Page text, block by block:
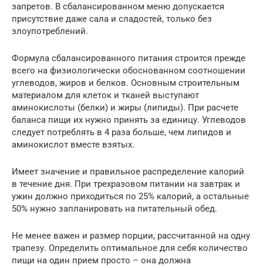
запретов. В сбалансированном меню допускается
присутствие даже сала и сладостей, только без
злоупотреблений.
Формула сбалансированного питания строится прежде
всего на физиологически обоснованном соотношении
углеводов, жиров и белков. Основным строительным
материалом для клеток и тканей выступают
аминокислоты (белки) и жиры (липиды). При расчете
баланса пищи их нужно принять за единицу. Углеводов
следует потреблять в 4 раза больше, чем липидов и
аминокислот вместе взятых.
Имеет значение и правильное распределение калорий
в течение дня. При трехразовом питании на завтрак и
ужин должно приходиться по 25% калорий, а остальные
50% нужно запланировать на питательный обед.
Не менее важен и размер порции, рассчитанной на одну
трапезу. Определить оптимальное для себя количество
пищи на один прием просто – она должна